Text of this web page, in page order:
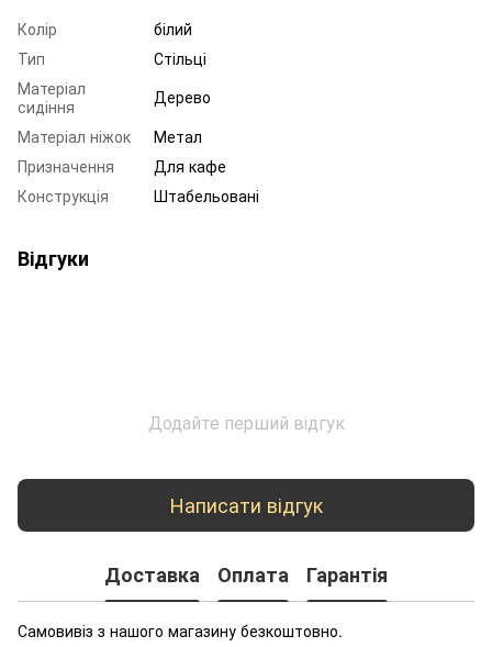
Колір
білий
Тип
Стільці
Матеріал
сидіння
Дерево
Матеріал ніжок
Метал
Призначення
Для кафе
Конструкція
Штабельовані
Відгуки
Додайте перший відгук
Написати відгук
Доставка Оплата Гарантія
Самовивіз з нашого магазину безкоштовно.